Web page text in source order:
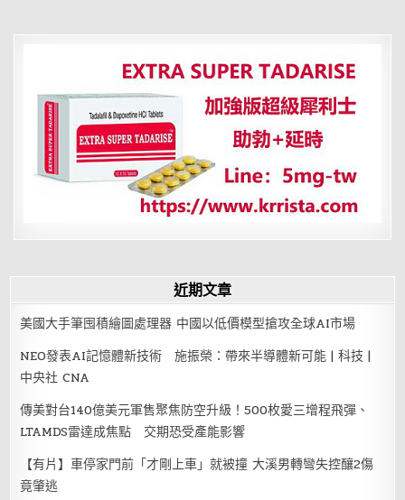
休
的
差
異
比
較
近期文章
美國大手筆囤積繪圖處理器 中國以低價模型搶攻全球AI市場
NEO發表AI記憶體新技術 施振榮：帶來半導體新可能 | 科技 |
中央社 CNA
傳美對台140億美元軍售聚焦防空升級！500枚愛三增程飛彈、
LTAMDS雷達成焦點 交期恐受產能影響
【有片】車停家門前「才剛上車」就被撞 大溪男轉彎失控釀2傷
竟肇逃